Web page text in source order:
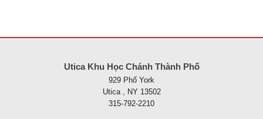
Utica Khu Học Chánh Thành Phố
929 Phố York
Utica , NY 13502
315-792-2210